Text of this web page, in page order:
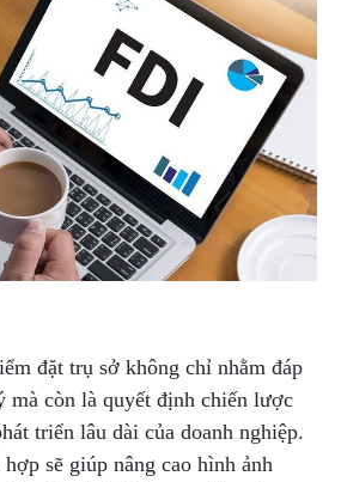
đặt trụ sở không chỉ nhằm đáp
mà còn là quyết định chiến lược
triển lâu dài của doanh nghiệp.
sẽ giúp nâng cao hình ảnh